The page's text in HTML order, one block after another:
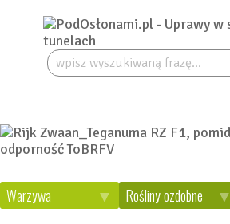
Szukaj:
Warzywa Rośliny ozdobne